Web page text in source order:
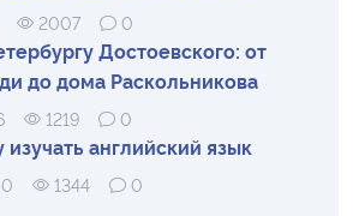
2007 0
Достоевского: от
до дома Раскольникова
1219 0
английский язык
1344 0